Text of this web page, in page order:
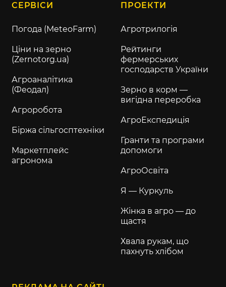
СЕРВІСИ
Погода (MeteoFarm)
Ціни на зерно
(Zernotorg.ua)
Агроаналітика
(Феодал)
Агроробота
Біржа сільгосптехніки
Маркетплейс
агронома
ПРОЕКТИ
Агротрилогія
Рейтинги
фермерських
господарств України
Зерно в корм —
вигідна переробка
АгроЕкспедиція
Гранти та програми
допомоги
АгроОсвіта
Я — Куркуль
Жінка в агро — до
щастя
Хвала рукам, що
пахнуть хлібом